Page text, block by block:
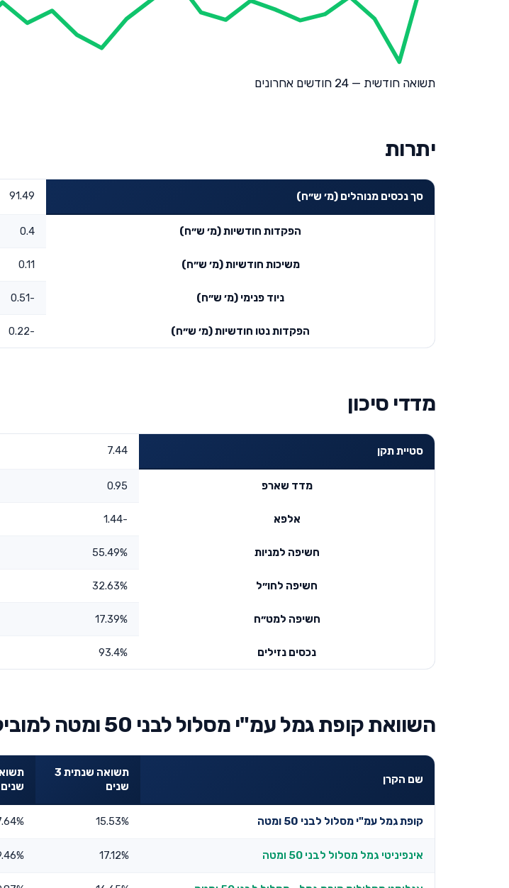
תשואה חודשית — 24 חודשים אחרונים
יתרות
סך נכסים מנוהלים (מ׳ ש״ח) 91.49
הפקדות חודשיות (מ׳ ש״ח) 0.4
משיכות חודשיות (מ׳ ש״ח) 0.11
ניוד פנימי (מ׳ ש״ח) -0.51
הפקדות נטו חודשיות (מ׳ ש״ח) -0.22
מדדי סיכון
סטיית תקן 7.44
מדד שארפ 0.95
אלפא -1.44
חשיפה למניות 55.49%
חשיפה לחו״ל 32.63%
חשיפה למט״ח 17.39%
נכסים נזילים 93.4%
השוואת קופת גמל עמ"י מסלול לבני 50 ומטה למובילות בקטגוריה
שם הקרן
תשואה שנתית 3
שנים
שנים
קופת גמל עמ"י מסלול לבני 50 ומטה 15.53%
אינפיניטי גמל מסלול לבני 50 ומטה 17.12%